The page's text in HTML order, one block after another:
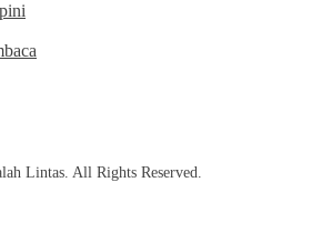
Lintas. All Rights Reserved.